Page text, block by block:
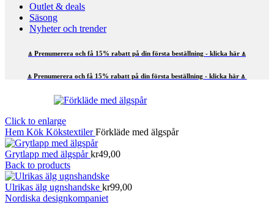
Outlet & deals
Säsong
Nyheter och trender
⍋ Prenumerera och få 15% rabatt på din första beställning - klicka här ⍋
⍋ Prenumerera och få 15% rabatt på din första beställning - klicka här ⍋
Click to enlarge
Hem Kök KökstextilerFörkläde med älgspår
Grytlapp med älgspårkr49,00
Back to products
Ulrikas älg ugnshandske kr99,00
Nordiska designkompaniet